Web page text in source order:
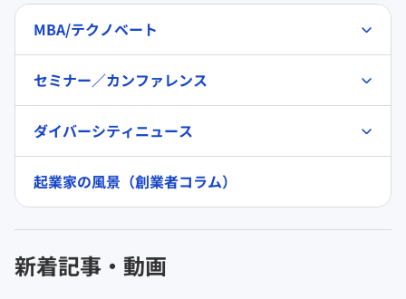
MBA/テクノベート
セミナー／カンファレンス
ダイバーシティニュース
起業家の風景（創業者コラム）
新着記事・動画